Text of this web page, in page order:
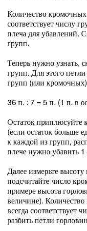
Количество
соответствует числу
плеча для убавлений.
групп.
Теперь нужно узнать,
групп. Для этого
групп (или
36 п. : 7 = 5 п. (1 п. в
Остаток приплюсуйте
(если остаток больше
к каждой из групп,
плече нужно убавить 1
Далее измерьте
подсчитайте число
примере высота
величине).
всегда соответствует
разбить петли